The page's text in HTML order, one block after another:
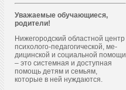
Уважаемые обучающиеся,
родители!
Нижегородский областной центр
пси­холо­го-пе­даго­гичес­кой, ме­
дицин­ской и со­ци­аль­ной по­мощи
– это системная и доступная
помощь детям и семьям,
которые в ней нуждаются.